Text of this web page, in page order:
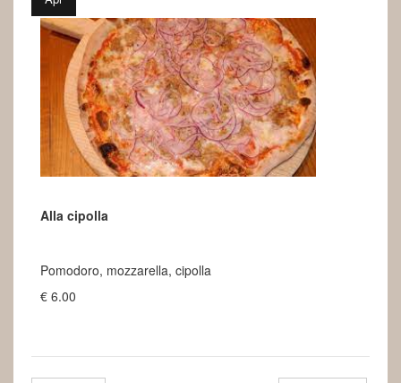
Alla cipolla
Pomodoro, mozzarella, cipolla
€ 6.00